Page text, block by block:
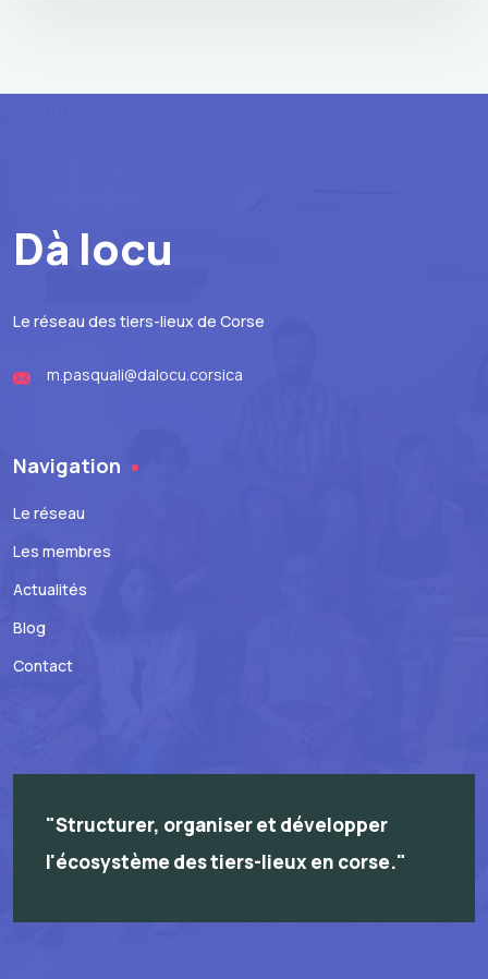
Dà locu
Le réseau des tiers-lieux de Corse
m.pasquali@dalocu.corsica
Navigation
Le réseau
Les membres
Actualités
Blog
Contact
"Structurer, organiser et développer
l'écosystème des tiers-lieux en corse."